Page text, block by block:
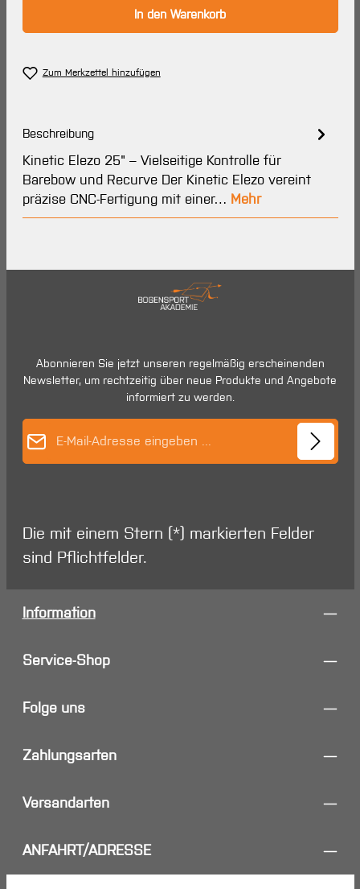
In den Warenkorb
Zum Merkzettel hinzufügen
Beschreibung
Kinetic Elezo 25" – Vielseitige Kontrolle für
Barebow und Recurve Der Kinetic Elezo vereint
präzise CNC-Fertigung mit einer… Mehr
Abonnieren Sie jetzt unseren regelmäßig erscheinenden
Newsletter, um rechtzeitig über neue Produkte und Angebote
informiert zu werden.
Die mit einem Stern (*) markierten Felder
sind Pflichtfelder.
Information
Service-Shop
Folge uns
Zahlungsarten
Versandarten
ANFAHRT/ADRESSE